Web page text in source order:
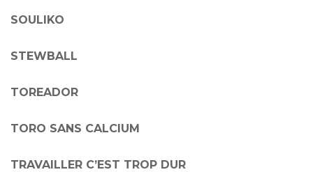
SOULIKO
STEWBALL
TOREADOR
TORO SANS CALCIUM
TRAVAILLER C’EST TROP DUR